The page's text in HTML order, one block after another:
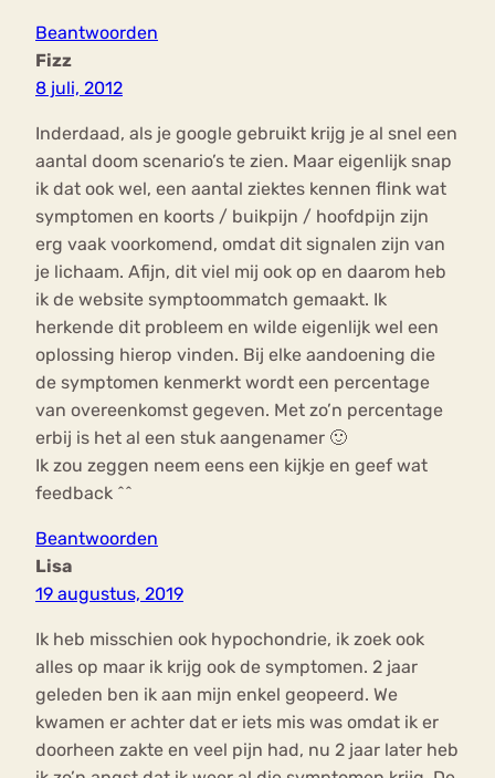
Beantwoorden
Fizz
8 juli, 2012
Inderdaad, als je google gebruikt krijg je al snel een
aantal doom scenario’s te zien. Maar eigenlijk snap
ik dat ook wel, een aantal ziektes kennen flink wat
symptomen en koorts / buikpijn / hoofdpijn zijn
erg vaak voorkomend, omdat dit signalen zijn van
je lichaam. Afijn, dit viel mij ook op en daarom heb
ik de website symptoommatch gemaakt. Ik
herkende dit probleem en wilde eigenlijk wel een
oplossing hierop vinden. Bij elke aandoening die
de symptomen kenmerkt wordt een percentage
van overeenkomst gegeven. Met zo’n percentage
erbij is het al een stuk aangenamer 🙂
Ik zou zeggen neem eens een kijkje en geef wat
feedback ^^
Beantwoorden
Lisa
19 augustus, 2019
Ik heb misschien ook hypochondrie, ik zoek ook
alles op maar ik krijg ook de symptomen. 2 jaar
geleden ben ik aan mijn enkel geopeerd. We
kwamen er achter dat er iets mis was omdat ik er
doorheen zakte en veel pijn had, nu 2 jaar later heb